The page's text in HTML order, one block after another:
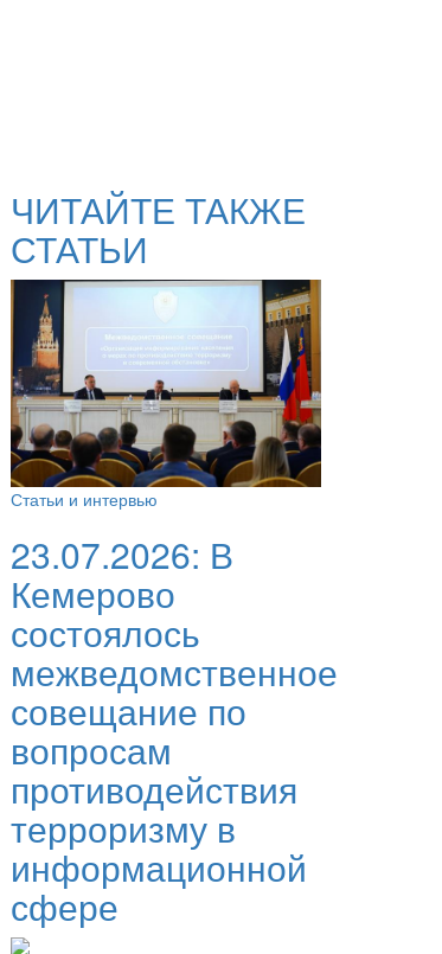
ЧИТАЙТЕ ТАКЖЕ
СТАТЬИ
Статьи и интервью
23.07.2026: В
Кемерово
состоялось
межведомственное
совещание по
вопросам
противодействия
терроризму в
информационной
сфере